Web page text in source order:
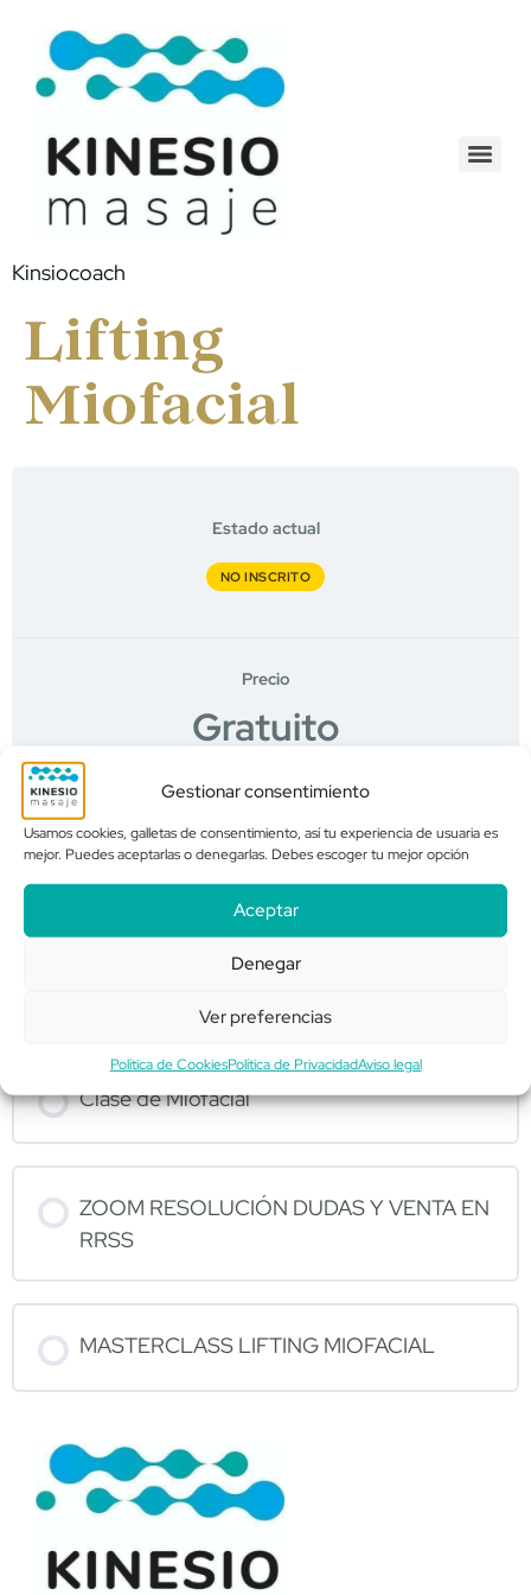
Gestionar consentimiento
Usamos cookies, galletas de consentimiento, así tu experiencia de usuaria es
mejor. Puedes aceptarlas o denegarlas. Debes escoger tu mejor opción
Aceptar
Denegar
Ver preferencias
Política de CookiesPolítica de PrivacidadAviso legal
Kinsiocoach
Lifting
Miofacial
Estado actual
NO INSCRITO
Precio
Gratuito
Primeros pasos
Log In to Enroll
Contenido del Curso
Clase de Miofacial
ZOOM RESOLUCIÓN DUDAS Y VENTA EN
RRSS
MASTERCLASS LIFTING MIOFACIAL